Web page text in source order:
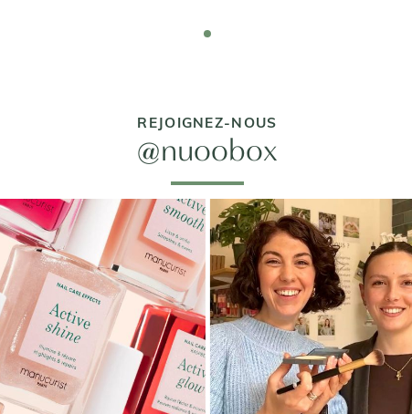
REJOIGNEZ-NOUS
@nuoobox